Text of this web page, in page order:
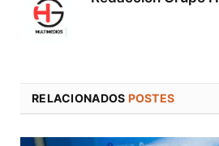
RELACIONADOS POSTES